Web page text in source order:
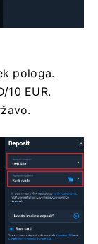
pologa.
10 EUR.